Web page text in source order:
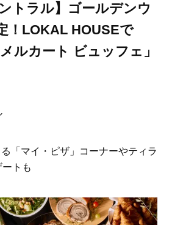
タログ
トラル】ゴールデンウ
！LOKAL HOUSEで
ルカート ビュッフェ」
「マイ・ピザ」コーナーやティラ
トも